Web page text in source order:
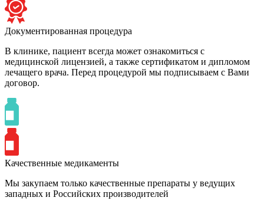
Документированная процедура
В клинике, пациент всегда может ознакомиться с
медицинской лицензией, а также сертификатом и дипломом
лечащего врача. Перед процедурой мы подписываем с Вами
договор.
Качественные медикаменты
Мы закупаем только качественные препараты у ведущих
западных и Российских производителей